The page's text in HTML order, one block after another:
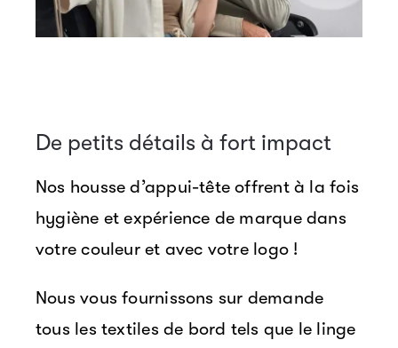
De petits détails à fort impact
Nos housse d’appui-tête offrent à la fois
hygiène et expérience de marque dans
votre couleur et avec votre logo !
Nous vous fournissons sur demande
tous les textiles de bord tels que le linge